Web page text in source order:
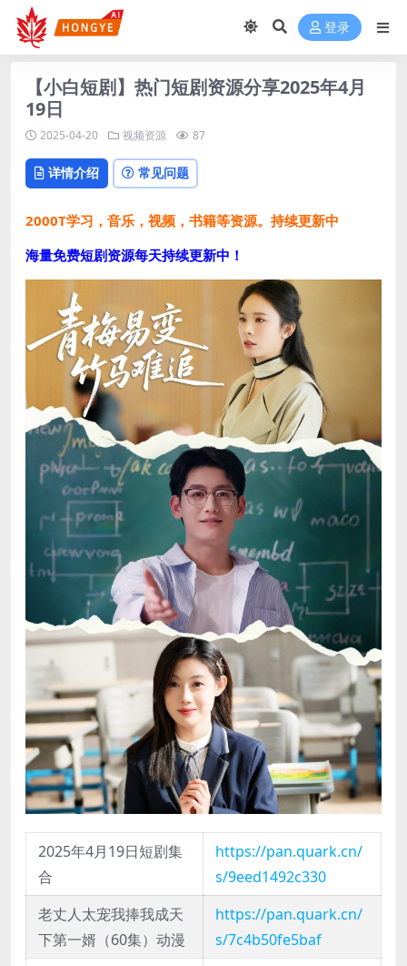
登录
【小白短剧】热门短剧资源分享2025年4月
19日
2025-04-20 视频资源 87
详情介绍 常见问题
2000T学习，音乐，视频，书籍等资源。持续更新中
海量免费短剧资源每天持续更新中！
2025年4月19日短剧集
合
https://pan.quark.cn/
s/9eed1492c330
老丈人太宠我捧我成天
下第一婿（60集）动漫
https://pan.quark.cn/
s/7c4b50fe5baf